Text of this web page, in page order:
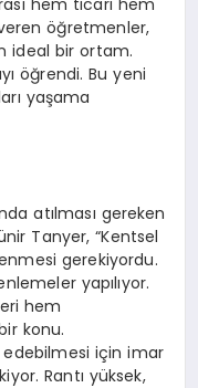
öğretmenler,
ideal bir ortam.
öğrendi. Bu yeni
yaşama
atılması gereken
Tanyer, “Kentsel
gerekiyordu.
yapılıyor.
hem
konu.
edebilmesi için imar
Rantı yüksek,